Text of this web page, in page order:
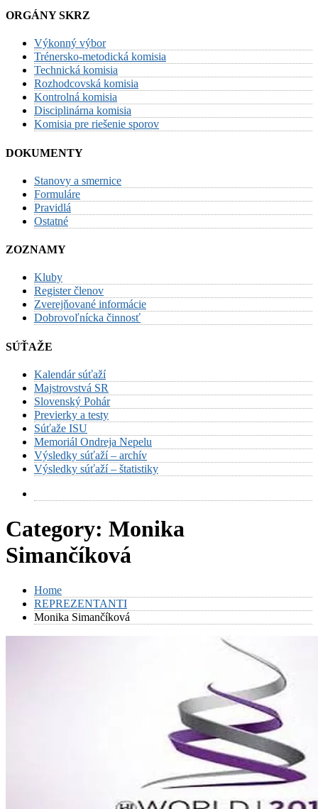
ORGÁNY SKRZ
Výkonný výbor
Trénersko-metodická komisia
Technická komisia
Rozhodcovská komisia
Kontrolná komisia
Disciplinárna komisia
Komisia pre riešenie sporov
DOKUMENTY
Stanovy a smernice
Formuláre
Pravidlá
Ostatné
ZOZNAMY
Kluby
Register členov
Zverejňované informácie
Dobrovoľnícka činnosť
SÚŤAŽE
Kalendár súťaží
Majstrovstvá SR
Slovenský Pohár
Previerky a testy
Súťaže ISU
Memoriál Ondreja Nepelu
Výsledky súťaží – archív
Výsledky súťaží – štatistiky
Category: Monika
Simančíková
Home
REPREZENTANTI
Monika Simančíková